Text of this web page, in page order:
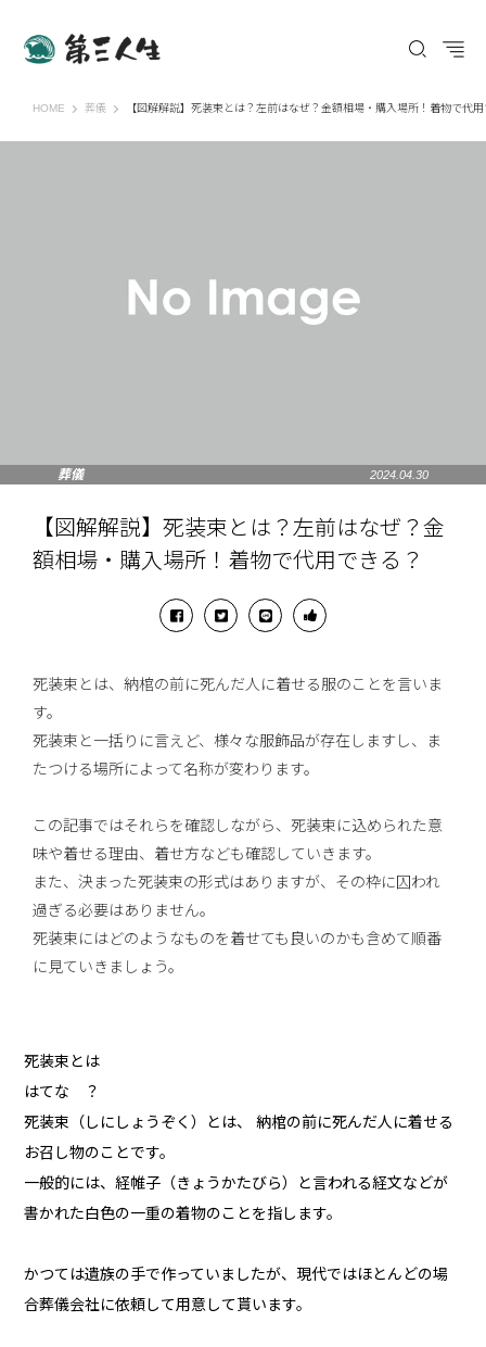
HOME 第三人生 〜寄り道の歩き方〜
葬儀 【図解解説】死装束とは？左前はなぜ？金額相場・購入場所！着物で代
葬儀 2024.04.30
【図解解説】死装束とは？左前はなぜ？金
額相場・購入場所！着物で代用できる？
死装束とは、納棺の前に死んだ人に着せる服のことを言いま
す。
死装束と一括りに言えど、様々な服飾品が存在しますし、ま
たつける場所によって名称が変わります。
この記事ではそれらを確認しながら、死装束に込められた意
味や着せる理由、着せ方なども確認していきます。
また、決まった死装束の形式はありますが、その枠に囚われ
過ぎる必要はありません。
死装束にはどのようなものを着せても良いのかも含めて順番
に見ていきましょう。
死装束とは
はてな ？
死装束（しにしょうぞく）とは、 納棺の前に死んだ人に着せる
お召し物のことです。
一般的には、経帷子（きょうかたびら）と言われる経文などが
書かれた白色の一重の着物のことを指します。
かつては遺族の手で作っていましたが、現代ではほとんどの場
合葬儀会社に依頼して用意して貰います。